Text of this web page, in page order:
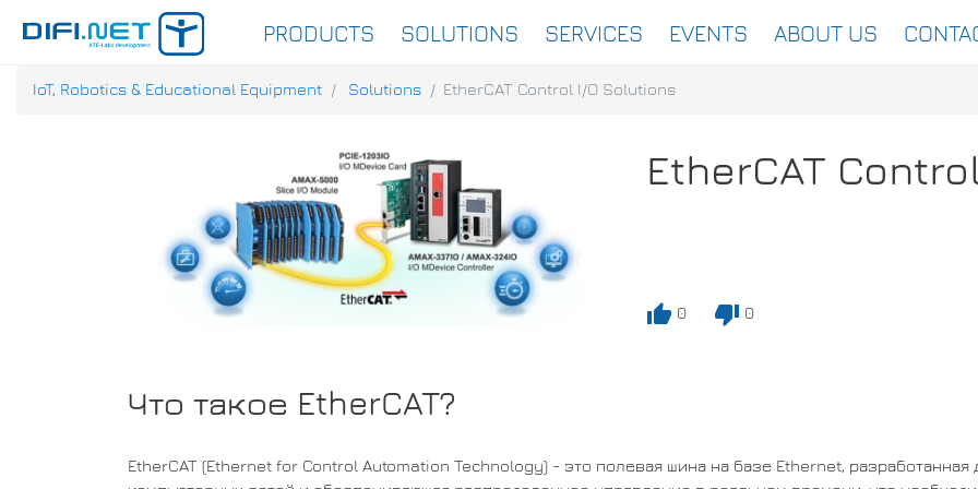
PRODUCTS SOLUTIONS SERVICES EVENTS ABOUT US
IoT, Robotics & Educational Equipment Solutions EtherCAT Control I/O Solutions
EtherCAT
thumb_up 0 thumb_down 0
Что такое EtherCAT?
EtherCAT (Ethernet for Control Automation Technology) - это полевая шина на базе Ethernet,